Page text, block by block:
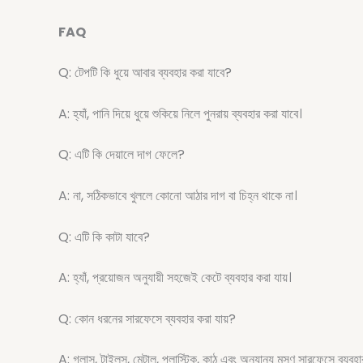
FAQ
Q: টেপটি কি ধুয়ে আবার ব্যবহার করা যাবে?
A: হ্যাঁ, পানি দিয়ে ধুয়ে শুকিয়ে নিলে পুনরায় ব্যবহার করা যাবে।
Q: এটি কি দেয়ালে দাগ ফেলে?
A: না, সঠিকভাবে খুললে কোনো আঠার দাগ বা চিহ্ন থাকে না।
Q: এটি কি কাটা যাবে?
A: হ্যাঁ, প্রয়োজন অনুযায়ী সহজেই কেটে ব্যবহার করা যায়।
Q: কোন ধরনের সারফেসে ব্যবহার করা যায়?